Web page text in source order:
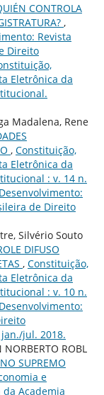
CONTROLA
,
Revista
Direito
Eletrônica da
Madalena, Rene
, Constituição,
Eletrônica da
: v. 14 n.
de Direito
Silvério Souto
DIFUSO
, Constituição,
Eletrônica da
: v. 10 n.
jul. 2018.
ROBL
SUPREMO
e
Academia